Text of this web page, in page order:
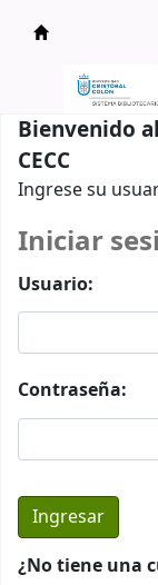
Catálogo
Bienvenido
CECC
Ingrese su
Iniciar
Usuario:
Contraseña:
¿No tiene una